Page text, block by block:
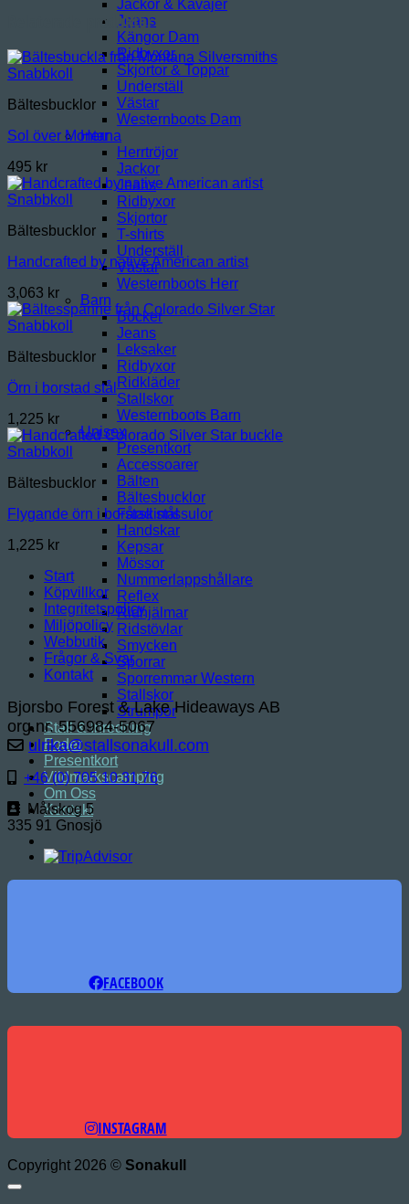
Jackor & Kavajer
Jeans
Kängor Dam
Ridbyxor
Skjortor & Toppar
Underställ
Västar
Westernboots Dam
Herr
Herrtröjor
Jackor
Jeans
Ridbyxor
Skjortor
T-shirts
Underställ
Västar
Westernboots Herr
Barn
Böcker
Jeans
Leksaker
Ridbyxor
Ridkläder
Stallskor
Westernboots Barn
Unisex
Presentkort
Accessoarer
Bälten
Bältesbucklor
Fårskinnssulor
Handskar
Kepsar
Mössor
Nummerlappshållare
Reflex
Ridhjälmar
Ridstövlar
Smycken
Sporrar
Sporremmar Western
Stallskor
Strumpor
Stall & Inredning
Foder
Presentkort
Vildmarkscamping
Om Oss
Kontakt
Relaterade produkter
Snabbkoll
Bältesbucklor
Sol över Montana
495 kr
Snabbkoll
Bältesbucklor
Handcrafted by native American artist
3,063 kr
Snabbkoll
Bältesbucklor
Örn i borstad stål
1,225 kr
Snabbkoll
Bältesbucklor
Flygande örn i borstad stål
1,225 kr
Start
Köpvillkor
Integritetspolicy
Miljöpolicy
Webbutik
Frågor & Svar
Kontakt
Bjorsbo Forest & Lake Hideaways AB
org.nr. 556984-5067
ulrika@stallsonakull.com
+46 (0) 705 10 31 76
Målskog 5
335 91 Gnosjö
FACEBOOK
INSTAGRAM
Copyright 2026 © Sonakull